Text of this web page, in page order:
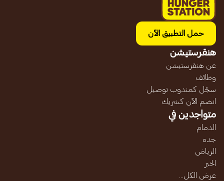
حمل التطبيق الآن
هنقرستيشن
عن هنقرستيشن
وظائف
سجّل كمندوب توصيل
انضم الآن كشريك
متواجدين في
الدمام
جده
الرياض
الخبر
عرض الكل...